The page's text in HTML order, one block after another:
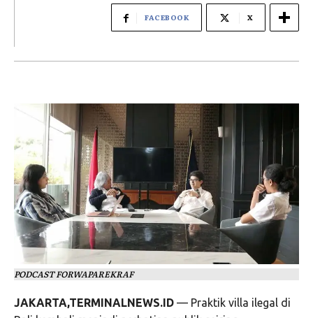
FACEBOOK X
PODCAST FORWAPAREKRAF
JAKARTA,TERMINALNEWS.ID — Praktik villa ilegal di